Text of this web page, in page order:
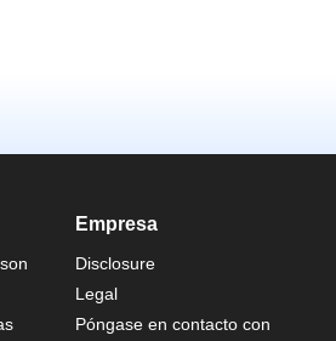
Empresa
Disclosure
Legal
Póngase en contacto con